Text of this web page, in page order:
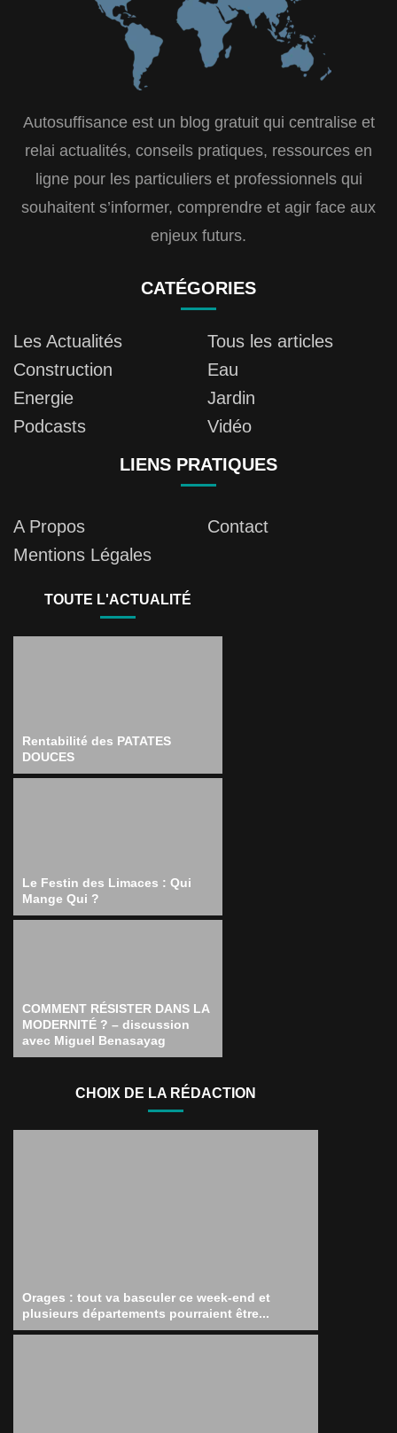
Autosuffisance est un blog gratuit qui centralise et
relai actualités, conseils pratiques, ressources en
ligne pour les particuliers et professionnels qui
souhaitent s’informer, comprendre et agir face aux
enjeux futurs.
CATÉGORIES
Les Actualités
Tous les articles
Construction
Eau
Energie
Jardin
Podcasts
Vidéo
LIENS PRATIQUES
A Propos
Contact
Mentions Légales
TOUTE L'ACTUALITÉ
Rentabilité des PATATES
DOUCES
Le Festin des Limaces : Qui
Mange Qui ?
COMMENT RÉSISTER DANS LA
MODERNITÉ ? – discussion
avec Miguel Benasayag
CHOIX DE LA RÉDACTION
Orages : tout va basculer ce week-end et
plusieurs départements pourraient être...